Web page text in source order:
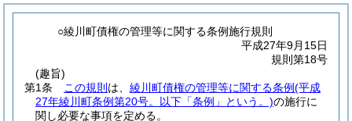
○綾川町債権の管理等に関する条例施行規則
平成27年9月15日
規則第18号
(趣旨)
第1条
この規則 は、 綾川町債権の管理等に関する条例(平成
27年綾川町条例第20号。以下「条例」という。)の施行に
関し必要な事項を定める。